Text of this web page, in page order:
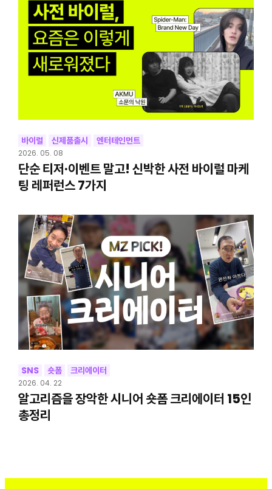
바이럴 신제품출시 엔터테인먼트
2026. 05. 08
단순 티저·이벤트 말고! 신박한 사전 바이럴 마케
팅 레퍼런스 7가지
SNS 숏폼 크리에이터
2026. 04. 22
알고리즘을 장악한 시니어 숏폼 크리에이터 15인
총정리